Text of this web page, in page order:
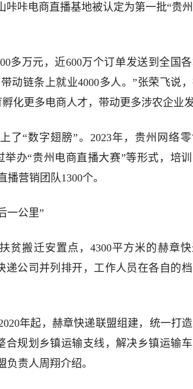
咔咔电商直播基地被认定为第一批“贵
多万元，近600万个订单发送到全国
动链条上就业4000多人。”张荣飞说
化更多电商人才，带动更多涉农企业发
了“数字翅膀”。2023年，贵州网络
举办“贵州电商直播大赛”等形式，培
营销团队1300个。
一公里”
贫搬迁安置点，4300平方米的赫章快
递公司并列排开，工作人员在各自的
年起，赫章快递联盟组建，统一打
合规划乡镇运输支线，解决乡镇运输
责人周翔介绍。